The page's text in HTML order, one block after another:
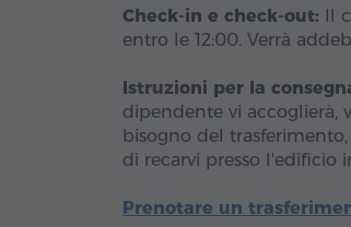
Check-in e check-out: Il
entro le 12:00. Verrà
Istruzioni per la
dipendente vi accoglierà,
bisogno del
di recarvi presso l'edificio
Prenotare un